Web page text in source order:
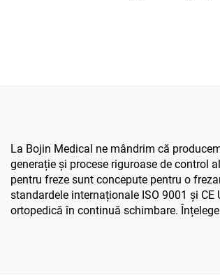
La Bojin Medical ne mândrim că
generație și procese riguroase de control
pentru freze sunt concepute pentru o
standardele internaționale ISO 9001 și
ortopedică în continuă schimbare.